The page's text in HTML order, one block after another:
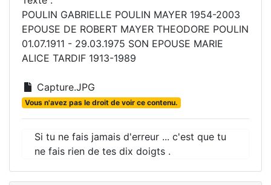
POULIN GABRIELLE POULIN MAYER 1954-2003
EPOUSE DE ROBERT MAYER THEODORE POULIN
01.07.1911 - 29.03.1975 SON EPOUSE MARIE
ALICE TARDIF 1913-1989
Capture.JPG
Vous n'avez pas le droit de voir ce contenu.
Si tu ne fais jamais d'erreur ... c'est que tu
ne fais rien de tes dix doigts .